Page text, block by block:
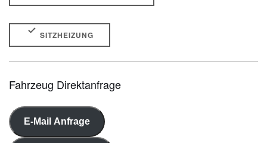
SITZHEIZUNG
Fahrzeug Direktanfrage
E-Mail Anfrage